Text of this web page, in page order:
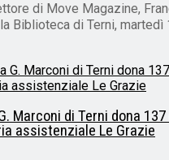
di Move Magazine,
Biblioteca di Terni, martedì
Marconi di Terni dona
assistenziale Le Grazie